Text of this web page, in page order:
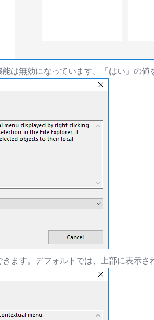
は無効になっています。「はい」の
ます。デフォルトでは、上部に表示さ